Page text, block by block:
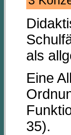
als
Eine
35).